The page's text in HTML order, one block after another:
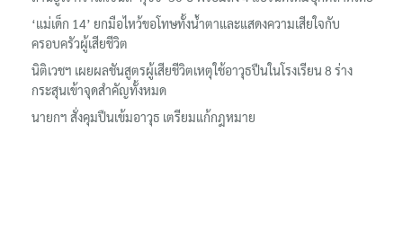
ลอรีอัลโชว์ผลประกอบการครึ่งปีแรกโต 6.5% กวาดรายได้ 2.3 หมื่น
ล้านยูโร คว้าไลเซนส์ ‘กุชชี่’ 50 ปี พร้อมส่ง 4 แบรนด์ใหม่บุกตลาดไทย
‘แม่เด็ก 14’ ยกมือไหว้ขอโทษทั้งน้ำตาและแสดงความเสียใจกับ
ครอบครัวผู้เสียชีวิต
นิติเวชฯ เผยผลชันสูตรผู้เสียชีวิตเหตุใช้อาวุธปืนในโรงเรียน 8 ร่าง
กระสุนเข้าจุดสำคัญทั้งหมด